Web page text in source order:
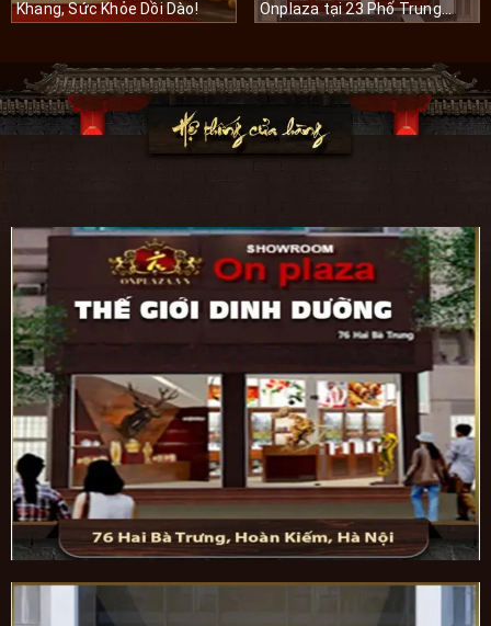
Khang, Sức Khỏe Dồi Dào!
Onplaza tại 23 Phố Trung
Hòa, Quận Cầu Giấy, Hà Nội.